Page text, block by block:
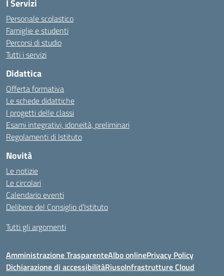
I Servizi
Personale scolastico
Famiglie e studenti
Percorsi di studio
Tutti i servizi
Didattica
Offerta formativa
Le schede didattiche
I progetti delle classi
Esami integrativi, idoneità, preliminari
Regolamenti di Istituto
Novità
Le notizie
Le circolari
Calendario eventi
Delibere del Consiglio d’Istituto
Tutti gli argomenti
Amministrazione TrasparenteAlbo onlinePrivacy Policy
Dichiarazione di accessibilitàRiusoInfrastrutture Cloud